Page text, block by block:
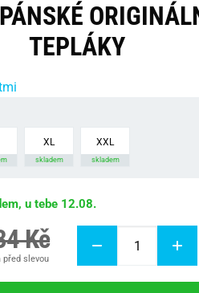
TEPLÁKY
XL
skladem
XXL
skladem
u tebe 12.08.
Kč
před slevou